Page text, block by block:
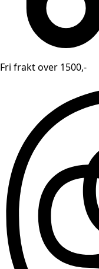
Fri frakt over 1500,-